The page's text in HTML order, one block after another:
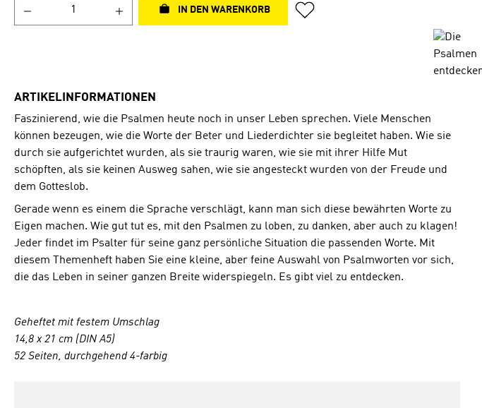
IN DEN WARENKORB
ARTIKELINFORMATIONEN
Faszinierend, wie die Psalmen heute noch in unser Leben sprechen. Viele Menschen
können bezeugen, wie die Worte der Beter und Liederdichter sie begleitet haben. Wie sie
durch sie aufgerichtet wurden, als sie traurig waren, wie sie mit ihrer Hilfe Mut
schöpften, als sie keinen Ausweg sahen, wie sie angesteckt wurden von der Freude und
dem Gotteslob.
Gerade wenn es einem die Sprache verschlägt, kann man sich diese bewährten Worte zu
Eigen machen. Wie gut tut es, mit den Psalmen zu loben, zu danken, aber auch zu klagen!
Jeder findet im Psalter für seine ganz persönliche Situation die passenden Worte. Mit
diesem Themenheft haben Sie eine kleine, aber feine Auswahl von Psalmworten vor sich,
die das Leben in seiner ganzen Breite widerspiegeln. Es gibt viel zu entdecken.
Geheftet mit festem Umschlag
14,8 x 21 cm (DIN A5)
52 Seiten, durchgehend 4-farbig